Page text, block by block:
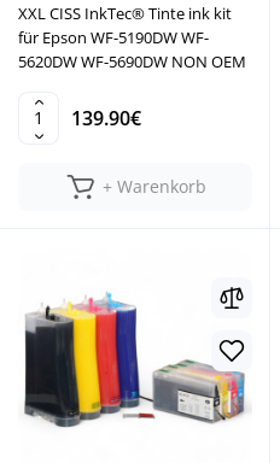
XXL CISS InkTec® Tinte ink kit
für Epson WF-5190DW WF-
5620DW WF-5690DW NON OEM
139.90€
+ Warenkorb